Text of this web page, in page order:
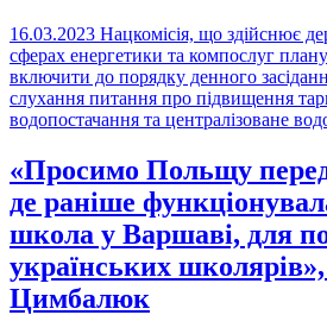
16.03.2023 Нацкомісія, що здійснює
сферах енергетики та компослуг
включити до порядку денного
слухання питання про підвищення
водопостачання та централізоване
«Просимо Польщу
де раніше
школа у Варшаві, для
українських
Цимбалюк